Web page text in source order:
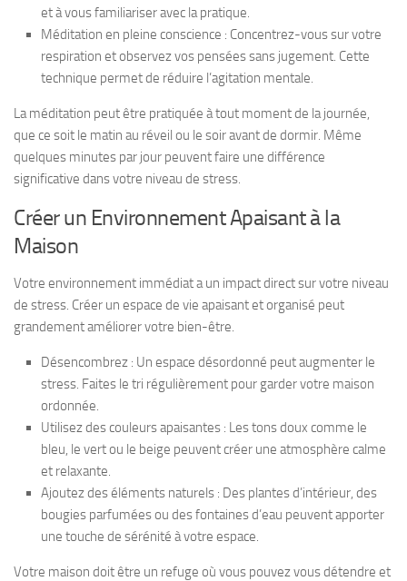
et à vous familiariser avec la pratique.
Méditation en pleine conscience : Concentrez-vous sur votre
respiration et observez vos pensées sans jugement. Cette
technique permet de réduire l’agitation mentale.
La méditation peut être pratiquée à tout moment de la journée,
que ce soit le matin au réveil ou le soir avant de dormir. Même
quelques minutes par jour peuvent faire une différence
significative dans votre niveau de stress.
Créer un Environnement Apaisant à la
Maison
Votre environnement immédiat a un impact direct sur votre niveau
de stress. Créer un espace de vie apaisant et organisé peut
grandement améliorer votre bien-être.
Désencombrez : Un espace désordonné peut augmenter le
stress. Faites le tri régulièrement pour garder votre maison
ordonnée.
Utilisez des couleurs apaisantes : Les tons doux comme le
bleu, le vert ou le beige peuvent créer une atmosphère calme
et relaxante.
Ajoutez des éléments naturels : Des plantes d’intérieur, des
bougies parfumées ou des fontaines d’eau peuvent apporter
une touche de sérénité à votre espace.
Votre maison doit être un refuge où vous pouvez vous détendre et